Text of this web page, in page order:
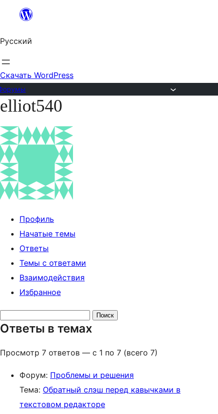
Перейти
содержимому
Русский
Скачать WordPress
Перейти
содержимому
elliot540
Профиль
Начатые темы
Ответы
Темы с ответами
Взаимодействия
Избранное
ответов:
Ответы в темах
Просмотр 7 ответов — с 1 по 7 (всего 7)
Форум: Проблемы и решения
Тема: Обратный слэш перед кавычками в
текстовом редакторе